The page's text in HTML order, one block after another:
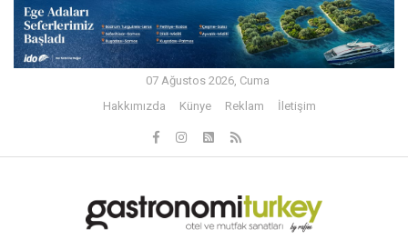
07 Ağustos 2026, Cuma
Hakkımızda
Künye Reklam İletişim